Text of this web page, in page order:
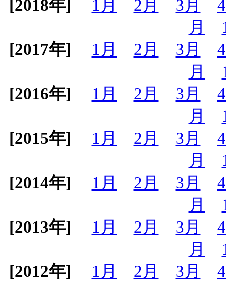
[2018年] 1月 2月 3月
月
[2017年]
1月 2月 3月
月
[2016年]
1月 2月 3月
月
[2015年]
1月 2月 3月
月
[2014年]
1月 2月 3月
月
[2013年]
1月 2月 3月
月
[2012年]
1月 2月 3月